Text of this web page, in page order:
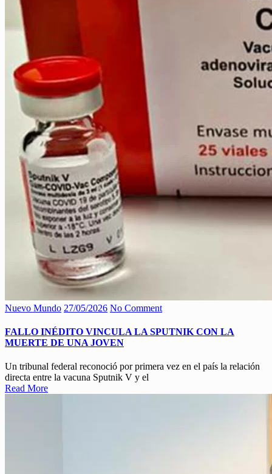
Nuevo Mundo 27/05/2026 No Comment
FALLO INÉDITO VINCULA LA SPUTNIK CON LA
MUERTE DE UNA JOVEN
Un tribunal federal reconoció por primera vez en el país la relación
directa entre la vacuna Sputnik V y el
Read More